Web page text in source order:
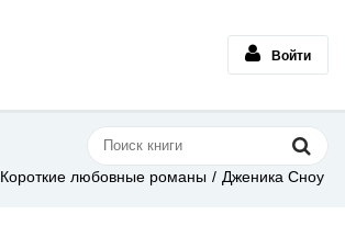
Войти
Короткие любовные романы Дженика Сноу